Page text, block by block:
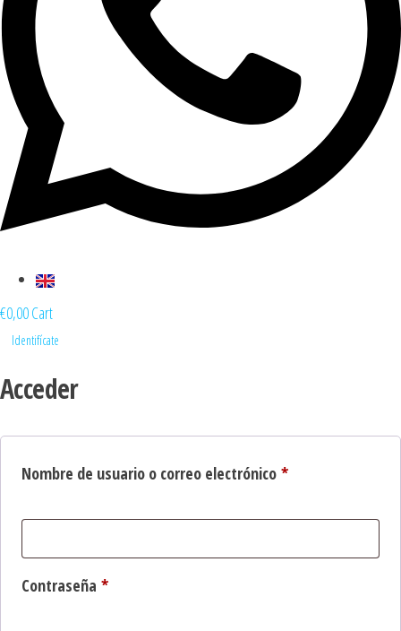
€0,00Cart
Identifícate
Acceder
Nombre de usuario o correo electrónico *Obligatorio
Contraseña *Obligatorio